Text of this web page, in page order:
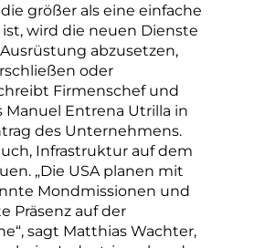
größer als eine einfache
wird die neuen Dienste
abzusetzen,
oder
Firmenschef und
Manuel Entrena Utrilla in
des Unternehmens.
Infrastruktur auf dem
„Die USA planen mit
Mondmissionen und
Präsenz auf der
sagt Matthias Wachter,